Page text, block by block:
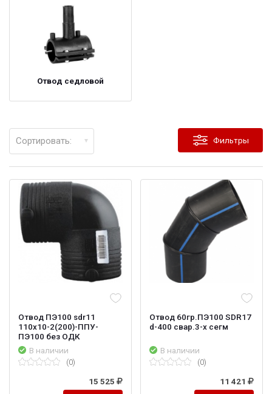
Отвод седловой
Фильтры
Сортировать:
Отвод ПЭ100 sdr11
110х10-2(200)-ППУ-
ПЭ100 без ОДК
В наличии
(0)
15 525
Отвод 60гр.ПЭ100 SDR17
d-400 свар.3-х сегм
В наличии
(0)
11 421